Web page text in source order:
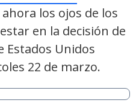
los ojos de los
en la decisión de
Estados Unidos
22 de marzo.